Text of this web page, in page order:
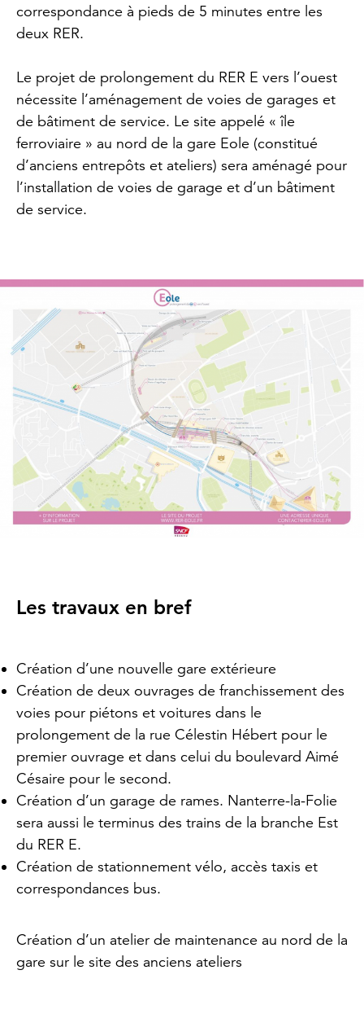
correspondance à pieds de 5 minutes entre les
deux RER.
Le projet de prolongement du RER E vers l’ouest
nécessite l’aménagement de voies de garages et
de bâtiment de service. Le site appelé « île
ferroviaire » au nord de la gare Eole (constitué
d’anciens entrepôts et ateliers) sera aménagé pour
l’installation de voies de garage et d’un bâtiment
de service.
Les travaux en bref
Création d’une nouvelle gare extérieure
Création de deux ouvrages de franchissement des
voies pour piétons et voitures dans le
prolongement de la rue Célestin Hébert pour le
premier ouvrage et dans celui du boulevard Aimé
Césaire pour le second.
Création d’un garage de rames. Nanterre-la-Folie
sera aussi le terminus des trains de la branche Est
du RER E.
Création de stationnement vélo, accès taxis et
correspondances bus.
Création d’un atelier de maintenance au nord de la
gare sur le site des anciens ateliers